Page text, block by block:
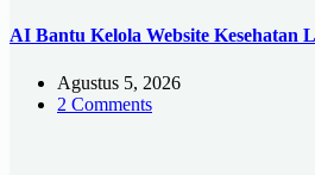
AI Bantu Kelola Website Kesehatan
Agustus 5, 2026
2 Comments